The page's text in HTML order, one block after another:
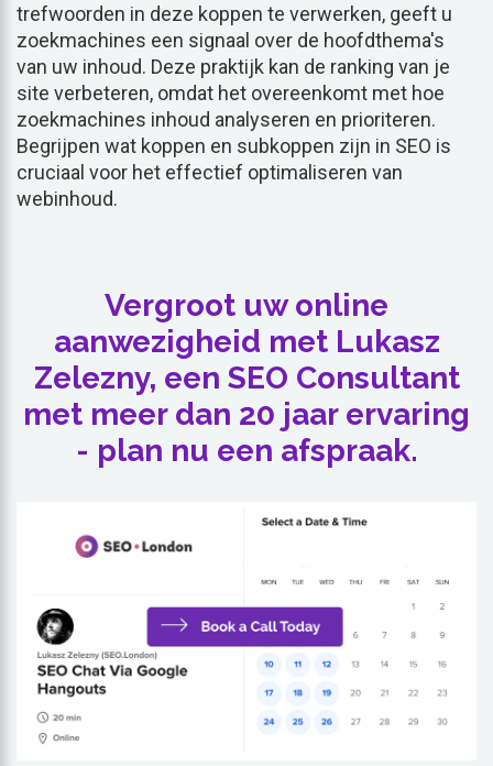
trefwoorden in deze koppen te verwerken, geeft u
zoekmachines een signaal over de hoofdthema's
van uw inhoud. Deze praktijk kan de ranking van je
site verbeteren, omdat het overeenkomt met hoe
zoekmachines inhoud analyseren en prioriteren.
Begrijpen wat koppen en subkoppen zijn in SEO is
cruciaal voor het effectief optimaliseren van
webinhoud.
Vergroot uw online
aanwezigheid met Lukasz
Zelezny, een SEO Consultant
met meer dan 20 jaar ervaring
- plan nu een afspraak.